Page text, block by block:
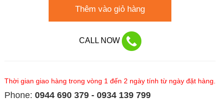
Thêm vào giỏ hàng
CALL NOW
Thời gian giao hàng trong vòng 1 đến 2 ngày tính từ ngày đặt hàng.
Phone: 0944 690 379 - 0934 139 799